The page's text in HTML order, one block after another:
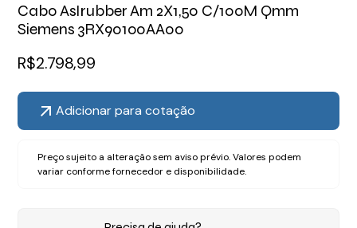
Cabo AsIrubber Am 2X1,50 C/100M Qmm
Siemens 3RX90100AA00
R$2.798,99
Adicionar para cotação
Preço sujeito a alteração sem aviso prévio. Valores podem
variar conforme fornecedor e disponibilidade.